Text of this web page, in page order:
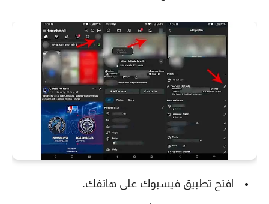
افتح تطبيق فيسبوك على هاتفك.